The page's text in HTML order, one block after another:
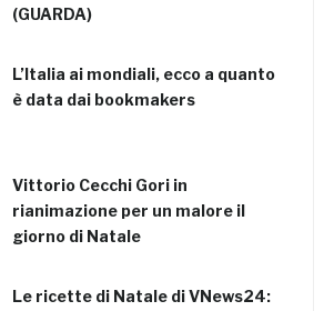
(GUARDA)
L’Italia ai mondiali, ecco a quanto
è data dai bookmakers
Vittorio Cecchi Gori in
rianimazione per un malore il
giorno di Natale
Le ricette di Natale di VNews24: